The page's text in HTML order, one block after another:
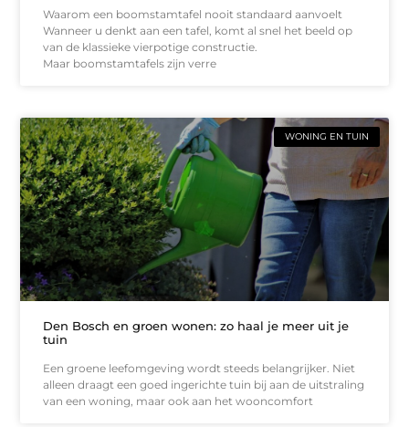
Waarom een boomstamtafel nooit standaard aanvoelt
Wanneer u denkt aan een tafel, komt al snel het beeld op
van de klassieke vierpotige constructie.
Maar boomstamtafels zijn verre
WONING EN TUIN
Den Bosch en groen wonen: zo haal je meer uit je
tuin
Een groene leefomgeving wordt steeds belangrijker. Niet
alleen draagt een goed ingerichte tuin bij aan de uitstraling
van een woning, maar ook aan het wooncomfort